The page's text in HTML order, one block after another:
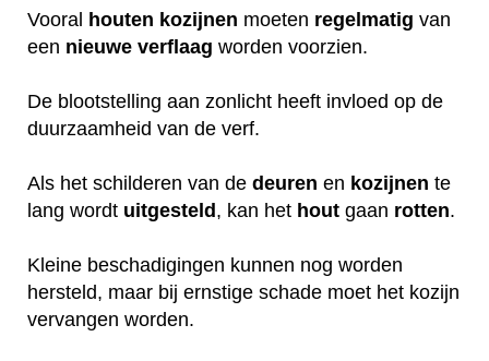
Vooral houten kozijnen moeten regelmatig van
een nieuwe verflaag worden voorzien.
De blootstelling aan zonlicht heeft invloed op de
duurzaamheid van de verf.
Als het schilderen van de deuren en kozijnen te
lang wordt uitgesteld, kan het hout gaan rotten.
Kleine beschadigingen kunnen nog worden
hersteld, maar bij ernstige schade moet het kozijn
vervangen worden.